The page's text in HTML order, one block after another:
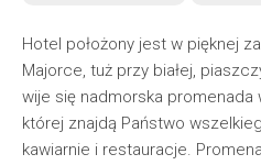
Hotel położony jest w pięknej
Majorce, tuż przy białej,
wije się nadmorska promenada
której znajdą Państwo
kawiarnie i restauracje.